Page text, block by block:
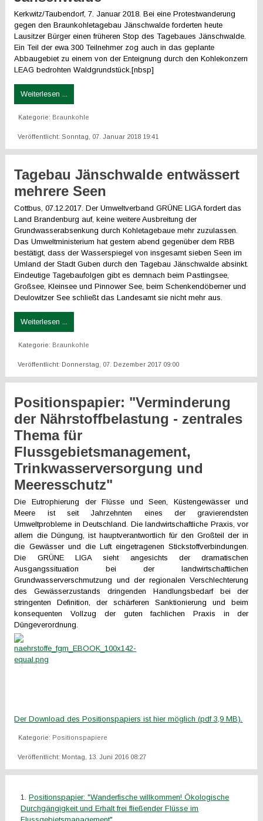
Kerkwitz/Taubendorf, 7. Januar 2018. Bei eine Protestwanderung
gegen den Braunkohletagebau Jänschwalde forderten heute
Lausitzer Bürger einen früheren Stop des Tagebaues Jänschwalde.
Ein Teil der ewa 300 Teilnehmer zog auch in das geplante
Abbaugebiet zu einem von der Enteignung durch den Kohlekonzern
LEAG bedrohten Waldgrundstück.[nbsp]
Weiterlesen ...
Kategorie: Braunkohle
Veröffentlicht: Sonntag, 07. Januar 2018 19:41
Tagebau Jänschwalde entwässert
mehrere Seen
Cottbus, 07.12.2017. Der Umweltverband GRÜNE LIGA fordert das
Land Brandenburg auf, keine weitere Ausbreitung der
Grundwasserabsenkung durch Kohletagebaue mehr zuzulassen.
Das Umweltministerium hat gestern abend gegenüber dem RBB
bestätigt, dass der Wasserspiegel von insgesamt sieben Seen im
Umland der Stadt Guben durch den Tagebau Jänschwalde absinkt.
Eindeutige Tagebaufolgen gibt es demnach beim Pastlingsee,
Großsee, Kleinsee und Pinnower See, beim Schenkendöberner und
Deulowitzer See schließt das Landesamt sie nicht mehr aus.
Weiterlesen ...
Kategorie: Braunkohle
Veröffentlicht: Donnerstag, 07. Dezember 2017 09:00
Positionspapier: "Verminderung
der Nährstoffbelastung - zentrales
Thema für
Flussgebietsmanagement,
Trinkwasserversorgung und
Meeresschutz"
Die Eutrophierung der Flüsse und Seen, Küstengewässer und
Meere ist seit Jahrzehnten eines der gravierendsten
Umweltprobleme in Deutschland. Die landwirtschaftliche Praxis, vor
allem die Düngung, ist hauptverantwortlich für den Großteil der in
die Gewässer und die Luft eingetragenen Stickstoffverbindungen.
Die GRÜNE LIGA sieht angesichts der dramatischen
Ausgangssituation bei der landwirtschaftlichen
Grundwasserverschmutzung und der regionalen Verschlechterung
des Gewässerzustands dringenden Handlungsbedarf bei der
stringenten Definition, der schärferen Sanktionierung und beim
konsequenten Vollzug der guten fachlichen Praxis in der
Düngeverordnung.
Der Download des Positionspapiers ist hier möglich (pdf 3,9 MB).
Kategorie: Positionspapiere
Veröffentlicht: Montag, 13. Juni 2016 08:27
Positionspapier: "Wanderfische willkommen! Ökologische
Durchgängigkeit und Erhalt frei fließender Flüsse im